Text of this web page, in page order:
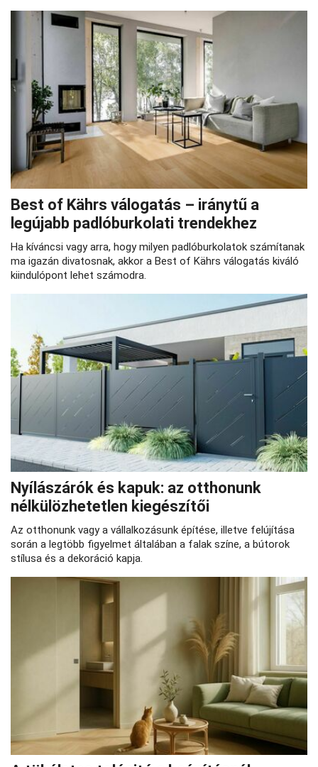
Best of Kährs válogatás – iránytű a
legújabb padlóburkolati trendekhez
Ha kíváncsi vagy arra, hogy milyen padlóburkolatok számítanak
ma igazán divatosnak, akkor a Best of Kährs válogatás kiváló
kiindulópont lehet számodra.
Nyílászárók és kapuk: az otthonunk
nélkülözhetetlen kiegészítői
Az otthonunk vagy a vállalkozásunk építése, illetve felújítása
során a legtöbb figyelmet általában a falak színe, a bútorok
stílusa és a dekoráció kapja.